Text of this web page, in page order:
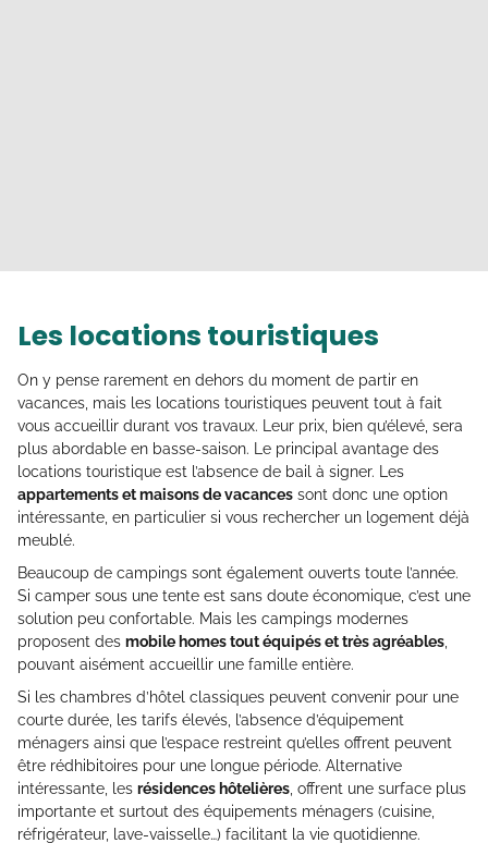
Les locations touristiques
On y pense rarement en dehors du moment de partir en
vacances, mais les locations touristiques peuvent tout à fait
vous accueillir durant vos travaux. Leur prix, bien qu’élevé, sera
plus abordable en basse-saison. Le principal avantage des
locations touristique est l’absence de bail à signer. Les
appartements et maisons de vacances sont donc une option
intéressante, en particulier si vous rechercher un logement déjà
meublé.
Beaucoup de campings sont également ouverts toute l’année.
Si camper sous une tente est sans doute économique, c’est une
solution peu confortable. Mais les campings modernes
proposent des mobile homes tout équipés et très agréables,
pouvant aisément accueillir une famille entière.
Si les chambres d’hôtel classiques peuvent convenir pour une
courte durée, les tarifs élevés, l’absence d’équipement
ménagers ainsi que l’espace restreint qu’elles offrent peuvent
être rédhibitoires pour une longue période. Alternative
intéressante, les résidences hôtelières, offrent une surface plus
importante et surtout des équipements ménagers (cuisine,
réfrigérateur, lave-vaisselle…) facilitant la vie quotidienne.